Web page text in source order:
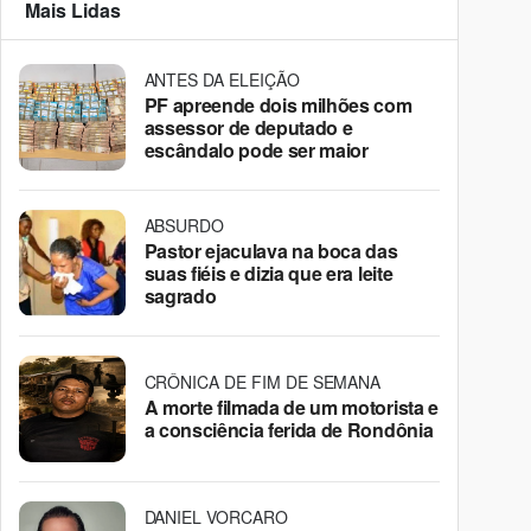
Mais Lidas
ANTES DA ELEIÇÃO
PF apreende dois milhões com
assessor de deputado e
escândalo pode ser maior
ABSURDO
Pastor ejaculava na boca das
suas fiéis e dizia que era leite
sagrado
CRÔNICA DE FIM DE SEMANA
A morte filmada de um motorista e
a consciência ferida de Rondônia
DANIEL VORCARO